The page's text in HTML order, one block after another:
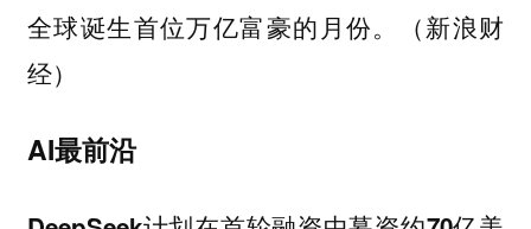
全球诞生首位万亿富豪的月份。（新浪财
经）
AI最前沿